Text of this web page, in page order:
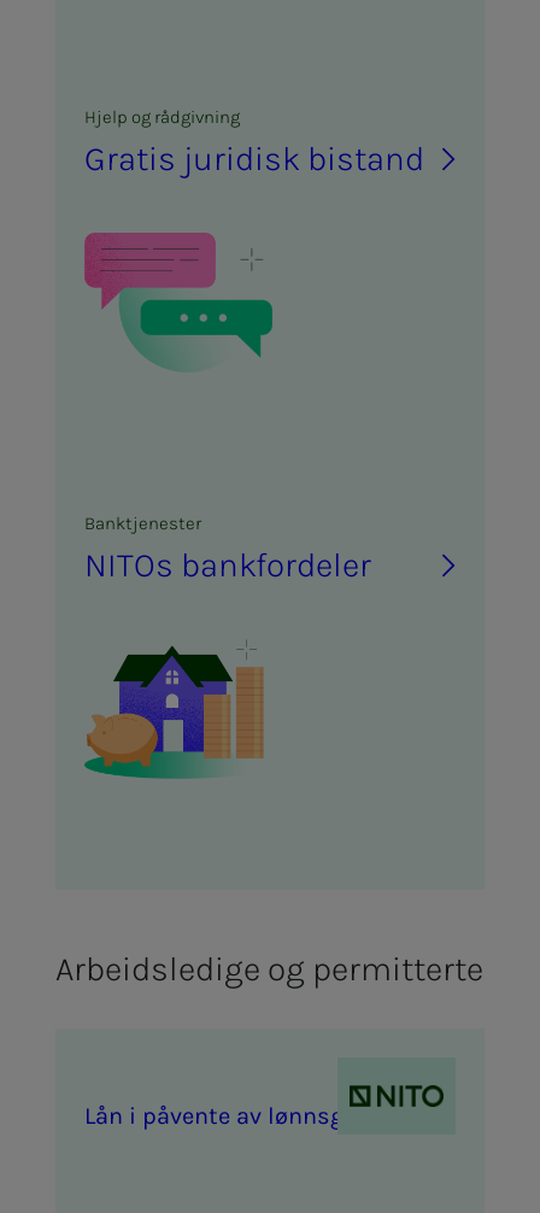
Hjelp og rå­d­­­giv­­­ning
Gra­­­tis ju­ri­­­disk bi­­­stand
Bank­tje­­­nes­­­ter
NITOs bank­­­for­­­de­­­ler
Arbeidsledige og permitterte
Lån i på­­­ven­­­te av lønns­­­ga­ran­­­ti